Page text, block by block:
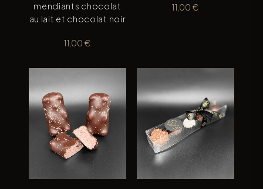
mendiants chocolat
au lait et chocolat noir
11,00 €
11,00 €